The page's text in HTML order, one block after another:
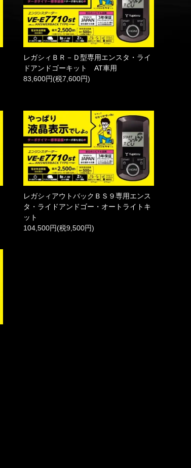
レガシィＢＲ－Ｄ型専用エンスタ・ライ
ドアンドゴーキット AT車用
83,600円(税7,600円)
レガシィアウトバックＢＳ９専用エンス
タ・ライドアンドゴー・オートライトキ
ット
104,500円(税9,500円)